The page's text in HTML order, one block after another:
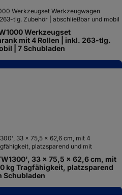
Werkzeugset
mit 4 Rollen | inkl. 263-tlg.
| 7 Schubladen
33 x 75,5 x 62,6 cm, mit
kg Tragfähigkeit, platzsparend
Schubladen